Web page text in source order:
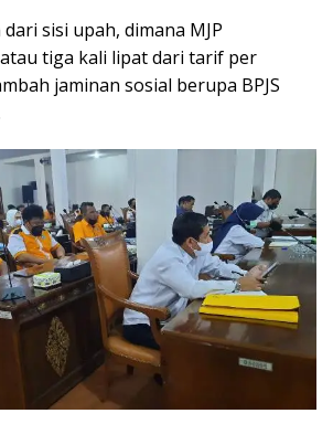
sisi upah, dimana MJP
tiga kali lipat dari tarif per
jaminan sosial berupa BPJS